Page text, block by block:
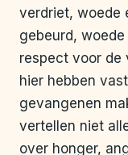
verdriet, woede
gebeurd,
respect voor de
hier hebben
gevangenen
vertellen niet
over honger,